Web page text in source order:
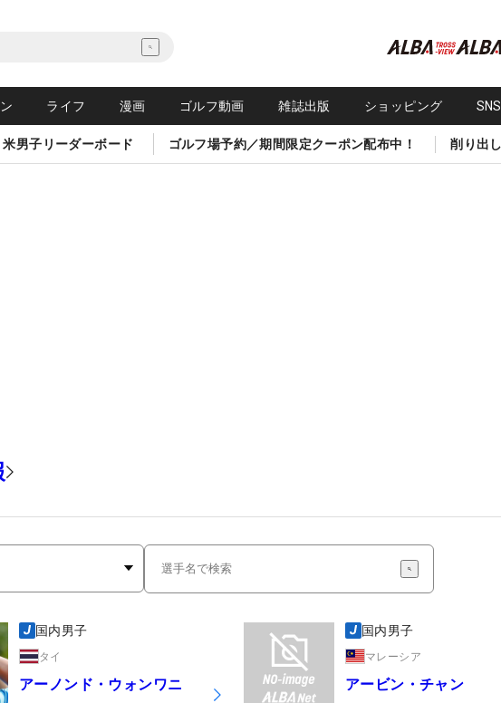
ライフ 漫画 ゴルフ動画 雑誌出版 ショッピング
男子リーダーボード ゴルフ場予約／期間限定クーポン配布中！ 削り出
国内男子
タイ
アーノンド・ウォンワニ
国内男子
マレーシア
アービン・チャン